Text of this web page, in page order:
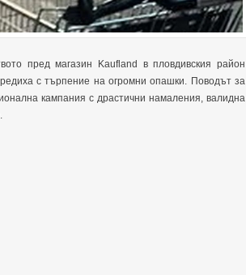
пред магазин Kaufland в пловдивския район
с търпение на огромни опашки. Поводът за
кампания с драстични намаления, валидна